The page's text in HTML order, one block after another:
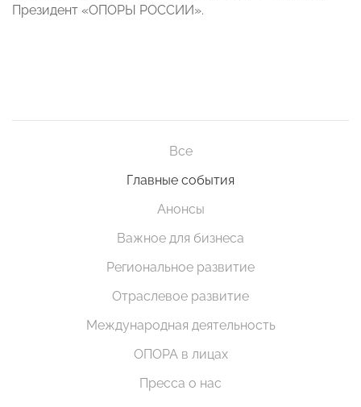
Президент «ОПОРЫ РОССИИ».
Все
Главные события
Анонсы
Важное для бизнеса
Региональное развитие
Отраслевое развитие
Международная деятельность
ОПОРА в лицах
Пресса о нас